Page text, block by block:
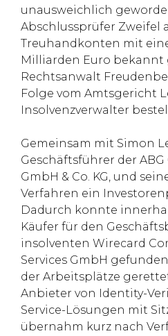
unausweichlich
Abschlussprüfer Zweifel
Treuhandkonten mit
Milliarden Euro bekannt
Rechtsanwalt
Folge vom Amtsgericht
Insolvenzverwalter
Gemeinsam mit Simon
Geschäftsführer der
GmbH & Co. KG, und
Verfahren ein
Dadurch konnte
Käufer für den
insolventen Wirecard
Services GmbH
der Arbeitsplätze
Anbieter von Identity-
Service-Lösungen mit
übernahm kurz nach